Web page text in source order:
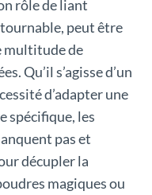
rôle de liant
peut être
multitude de
Qu’il s’agisse d’un
d’adapter une
spécifique, les
pas et
décupler la
magiques ou